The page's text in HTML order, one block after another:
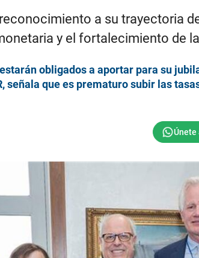
a su trayectoria
y el fortalecimiento de
obligados a aportar para su
señala que es prematuro subir las